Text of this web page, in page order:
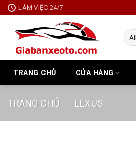
Skip
to
content
LÀM VIỆC 24/7
TRANG CHỦ CỬA HÀNG
TRANG CHỦ / LEXUS